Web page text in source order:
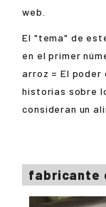
web.
El "tema" de
en el primer
arroz = El poder
historias sobre
consideran un
fabricante